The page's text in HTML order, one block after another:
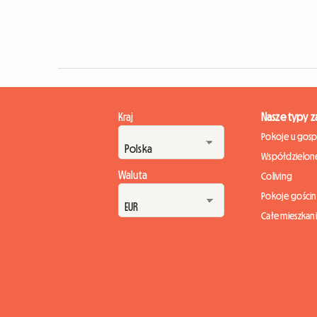
Kraj
Waluta
Nasze typy
Pokoje u
Coliving
Pokoje
Całe